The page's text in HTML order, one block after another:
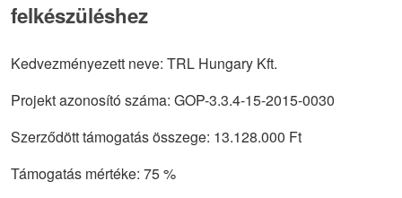
felkészüléshez
Kedvezményezett neve: TRL Hungary Kft.
Projekt azonosító száma: GOP-3.3.4-15-2015-0030
Szerződött támogatás összege: 13.128.000 Ft
Támogatás mértéke: 75 %